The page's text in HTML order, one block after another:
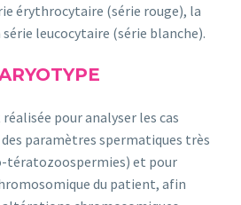
érythrocytaire (série rouge), la
leucocytaire (série blanche).
pour analyser les cas
paramètres spermatiques très
et pour
du patient, afin